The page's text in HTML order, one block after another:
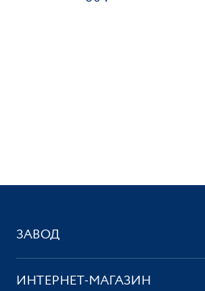
ЗАВОД
ИНТЕРНЕТ-МАГАЗИН